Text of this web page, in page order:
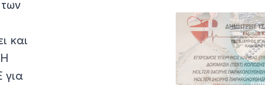
και
για
«Στάχτη»
στρέμματα
καλοκαίρι
9 ώρες 15 λεπτά πρίν